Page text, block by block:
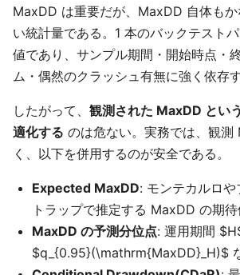
MaxDD は重要だが、MaxDD 自体もか
い統計量である。1 本のバックテスト
値であり、サンプル期間・開始時点・
ム・偶然のクラッシュ有無に強く依存す
したがって、 観測された MaxDD とい
適化する のは危ない。実務では、観測
く、以下を併用するのが安全である。
Expected MaxDD: モンテカルロ
トラップで推定する MaxDD の期待
MaxDD の予測分位点: 運用期間
$q_{0.95}(\mathrm{MaxDD}_H)$